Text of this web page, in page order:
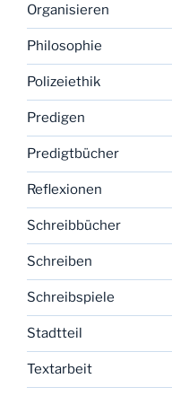
Organisieren
Philosophie
Polizeiethik
Predigen
Predigtbücher
Reflexionen
Schreibbücher
Schreiben
Schreibspiele
Stadtteil
Textarbeit